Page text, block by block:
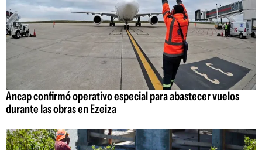
Ancap confirmó operativo especial para abastecer vuelos
durante las obras en Ezeiza